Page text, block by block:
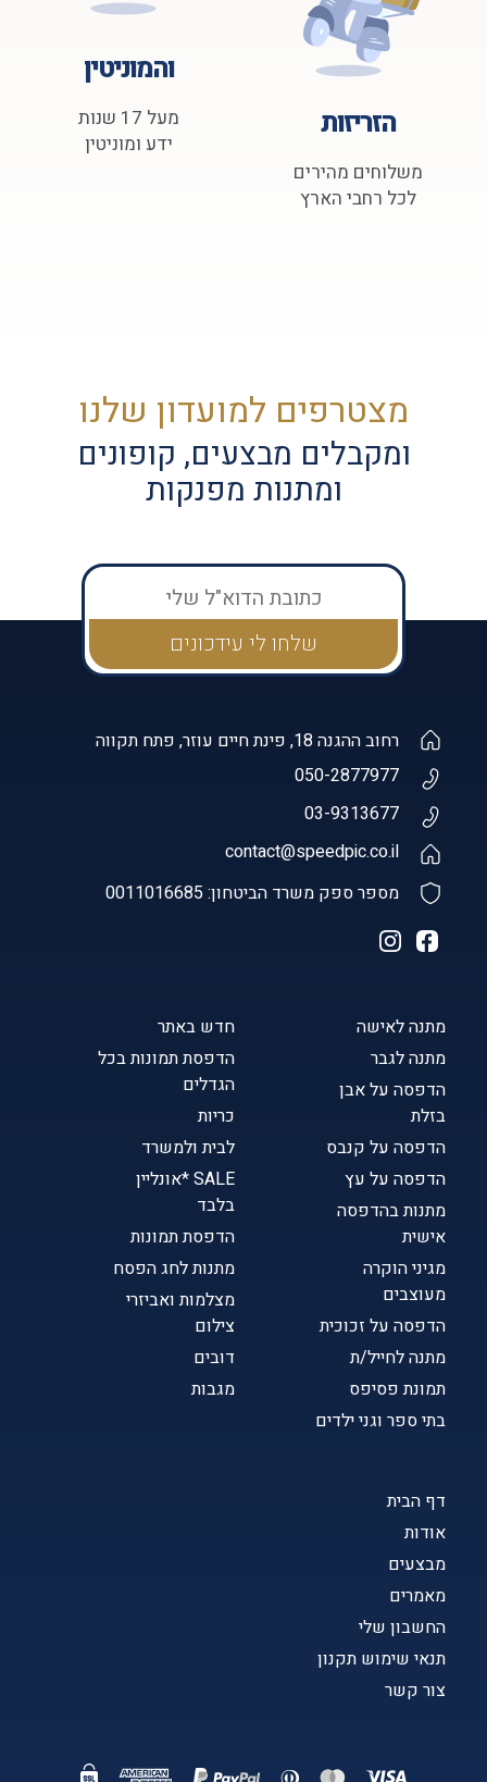
הזריזות
משלוחים מהירים
לכל רחבי הארץ
והמוניטין
מעל 17 שנות
ידע ומוניטין
מצטרפים למועדון שלנו
ומקבלים מבצעים, קופונים
ומתנות מפנקות
דף הבית
אודות
מבצעים
מאמרים
החשבון שלי
תנאי שימוש תקנון
צור קשר
מתנה לאישה
מתנה לגבר
הדפסה על אבן
בזלת
הדפסה על קנבס
הדפסה על עץ
מתנות בהדפסה
אישית
מגיני הוקרה
מעוצבים
הדפסה על זכוכית
מתנה לחייל/ת
תמונת פסיפס
בתי ספר וגני ילדים
חדש באתר
הדפסת תמונות בכל
הגדלים
כריות
לבית ולמשרד
SALE *אונליין
בלבד
הדפסת תמונות
מתנות לחג הפסח
מצלמות ואביזרי
צילום
דובים
מגבות
רחוב ההגנה 18, פינת חיים עוזר, פתח תקווה
050-2877977
03-9313677
contact@speedpic.co.il
מספר ספק משרד הביטחון: 0011016685